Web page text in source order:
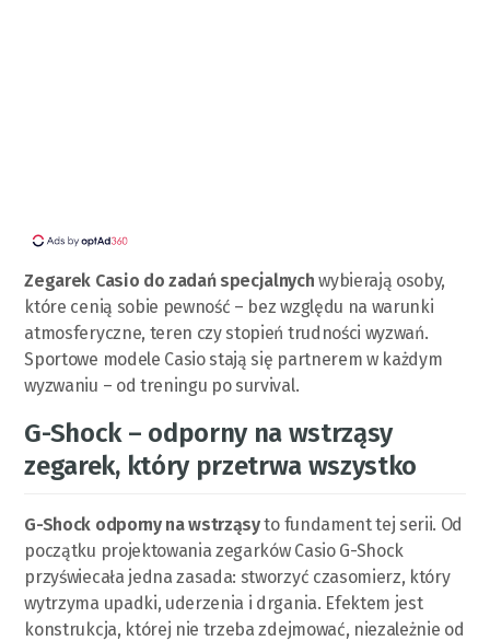
Zegarek Casio do zadań specjalnych wybierają osoby,
które cenią sobie pewność – bez względu na warunki
atmosferyczne, teren czy stopień trudności wyzwań.
Sportowe modele Casio stają się partnerem w każdym
wyzwaniu – od treningu po survival.
G-Shock – odporny na wstrząsy
zegarek, który przetrwa wszystko
G-Shock odporny na wstrząsyto fundament tej serii. Od
początku projektowania zegarków Casio G-Shock
przyświecała jedna zasada: stworzyć czasomierz, który
wytrzyma upadki, uderzenia i drgania. Efektem jest
konstrukcja, której nie trzeba zdejmować, niezależnie od